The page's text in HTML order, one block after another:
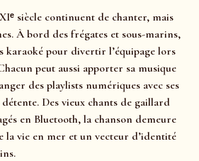
siècle continuent de chanter, mais
À bord des frégates et sous-marins,
karaoké pour divertir l’équipage lors
peut aussi apporter sa musique
des playlists numériques avec ses
Des vieux chants de gaillard
en Bluetooth, la chanson demeure
la vie en mer et un vecteur d’identité